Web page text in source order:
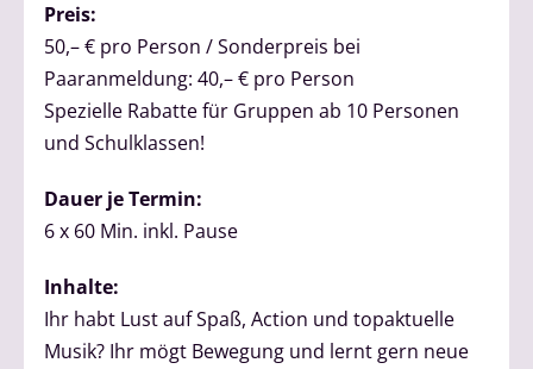
Preis:
50,– € pro Person / Sonderpreis bei
Paaranmeldung: 40,– € pro Person
Spezielle Rabatte für Gruppen ab 10 Personen
und Schulklassen!
Dauer je Termin:
6 x 60 Min. inkl. Pause
Inhalte:
Ihr habt Lust auf Spaß, Action und topaktuelle
Musik? Ihr mögt Bewegung und lernt gern neue